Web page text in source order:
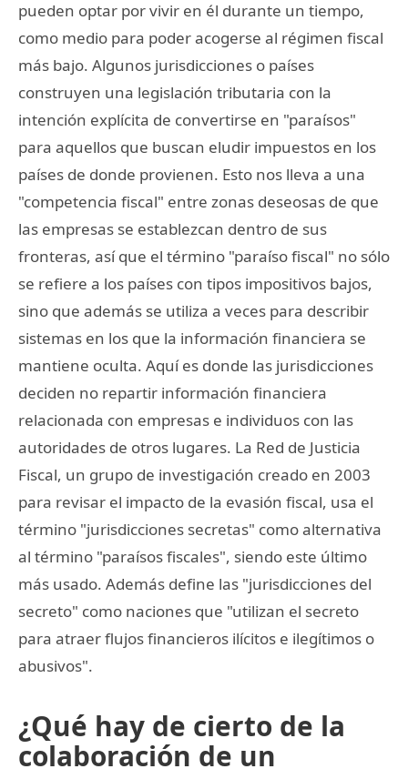
pueden optar por vivir en él durante un tiempo,
como medio para poder acogerse al régimen fiscal
más bajo. Algunos jurisdicciones o países
construyen una legislación tributaria con la
intención explícita de convertirse en "paraísos"
para aquellos que buscan eludir impuestos en los
países de donde provienen. Esto nos lleva a una
"competencia fiscal" entre zonas deseosas de que
las empresas se establezcan dentro de sus
fronteras, así que el término "paraíso fiscal" no sólo
se refiere a los países con tipos impositivos bajos,
sino que además se utiliza a veces para describir
sistemas en los que la información financiera se
mantiene oculta. Aquí es donde las jurisdicciones
deciden no repartir información financiera
relacionada con empresas e individuos con las
autoridades de otros lugares. La Red de Justicia
Fiscal, un grupo de investigación creado en 2003
para revisar el impacto de la evasión fiscal, usa el
término "jurisdicciones secretas" como alternativa
al término "paraísos fiscales", siendo este último
más usado. Además define las "jurisdicciones del
secreto" como naciones que "utilizan el secreto
para atraer flujos financieros ilícitos e ilegítimos o
abusivos".
¿Qué hay de cierto de la
colaboración de un